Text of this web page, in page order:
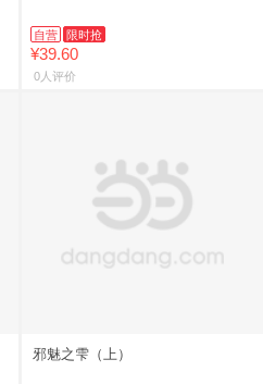
自营 限时抢
¥39.60
0人评价
邪魅之雫（上）